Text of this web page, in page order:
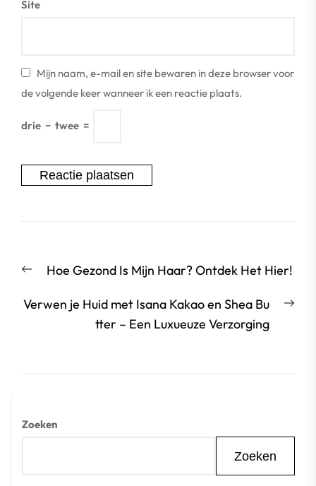
Site
Mijn naam, e-mail en site bewaren in deze browser voor
de volgende keer wanneer ik een reactie plaats.
drie − twee =
VorigeHoe Gezond Is Mijn Haar? Ontdek Het Hier!
Verwen je Huid met Isana Kakao en Shea Bu
tter – Een Luxueuze Verzorging
Zoeken
Zoeken